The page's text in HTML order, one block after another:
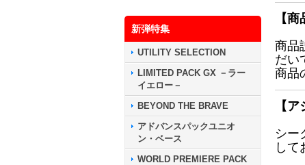
新弾特集
UTILITY SELECTION
LIMITED PACK GX －ラー
イエロー－
BEYOND THE BRAVE
アドバンスパックユニオ
ン・ベース
WORLD PREMIERE PACK
【
商品
だい
商品
【
シー
して